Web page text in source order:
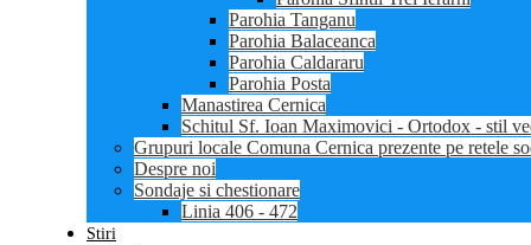
Parohia Tanganu
Parohia Balaceanca
Parohia Caldararu
Parohia Posta
Manastirea Cernica
Schitul Sf. Ioan Maximovici - Ortodox - stil
Grupuri locale Comuna Cernica prezente pe retele
Despre noi
Sondaje si chestionare
Linia 406 - 472
Stiri